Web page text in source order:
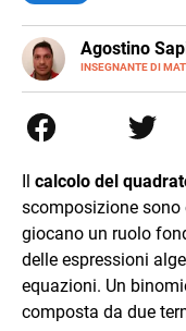
Agostino
INSEGNANTE DI
E-
MAIL
LINKEDIN
Tommaso
Relazioni
commercialisti
covid nella
conseguito
entrato di ruolo
Il calcolo del
scomposizione sono
giocano un ruolo
delle espressioni
equazioni. Un
composta da due